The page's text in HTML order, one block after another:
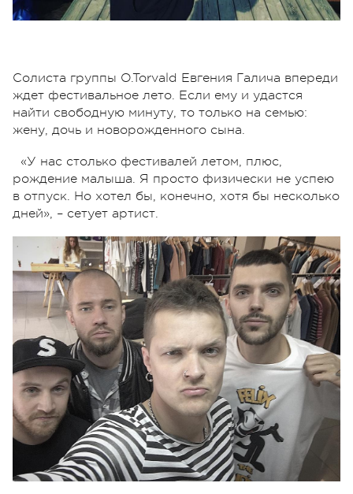
Солиста группы O.Torvald Евгения Галича впереди
ждет фестивальное лето. Если ему и удастся
найти свободную минуту, то только на семью:
жену, дочь и новорожденного сына.
«У нас столько фестивалей летом, плюс,
рождение малыша. Я просто физически не успею
в отпуск. Но хотел бы, конечно, хотя бы несколько
дней», – сетует артист.